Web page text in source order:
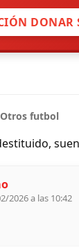
DONAR
Otros futbol
2026 a las 10:42